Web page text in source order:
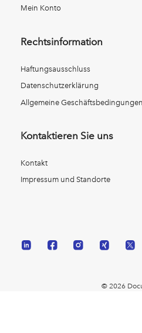
Mein Konto
Rechtsinformation
Haftungsausschluss
Datenschutzerklärung
Allgemeine Geschäftsbedingungen
Kontaktieren Sie uns
Kontakt
Impressum und Standorte
© 2026